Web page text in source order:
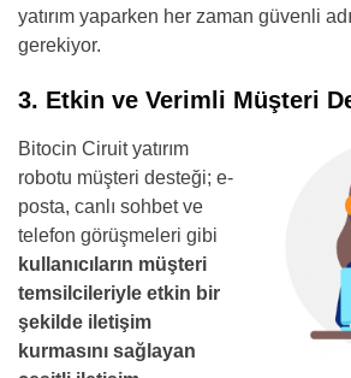
yatırım yaparken her zaman güvenli
gerekiyor.
3. Etkin ve Verimli Müşteri
Bitocin Ciruit yatırım
robotu müşteri desteği; e-
posta, canlı sohbet ve
telefon görüşmeleri gibi
kullanıcıların müşteri
temsilcileriyle etkin bir
şekilde iletişim
kurmasını sağlayan